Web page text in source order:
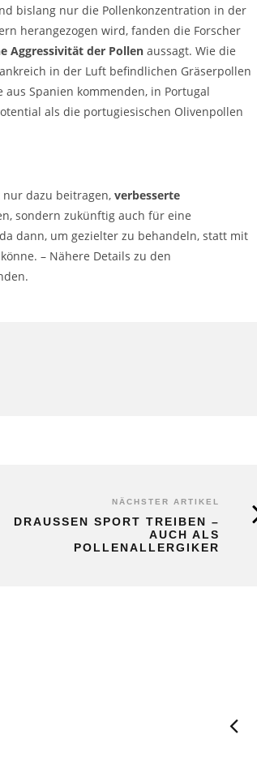
bislang nur die Pollenkonzentration in der
herangezogen wird, fanden die Forscher
Aggressivität der Pollen aussagt. Wie die
in der Luft befindlichen Gräserpollen
Spanien kommenden, in Portugal
als die portugiesischen Olivenpollen
dazu beitragen, verbesserte
sondern zukünftig auch für eine
dann, um gezielter zu behandeln, statt mit
– Nähere Details zu den
NÄCHSTER ARTIKEL
DRAUSSEN SPORT TREIBEN – A
UCH ALS P
OLLENALLERGIKER